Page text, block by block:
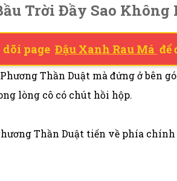
Trời Đầy Sao Không
dõi page Đậu Xanh Rau Má để
Thần Duật mà đứng ở bên
lòng cô có chút hồi hộp.
Thần Duật tiến về phía